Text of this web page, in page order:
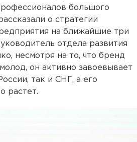
большого
о стратегии
на ближайшие три
отдела развития
несмотря на то, что бренд
он активно завоевывает
так и СНГ, а его
растет.